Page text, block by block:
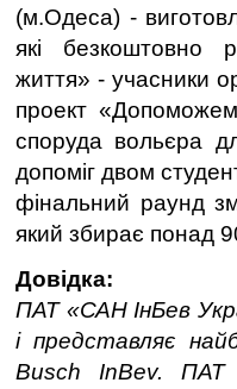
(м.Одеса) -
які безкоштовно
життя» - учасники
проект
споруда вольєра
допоміг двом
фінальний раунд
який збирає понад
Довідка:
ПАТ «САН ІнБев
і представляє
Busch InBev. ПАТ